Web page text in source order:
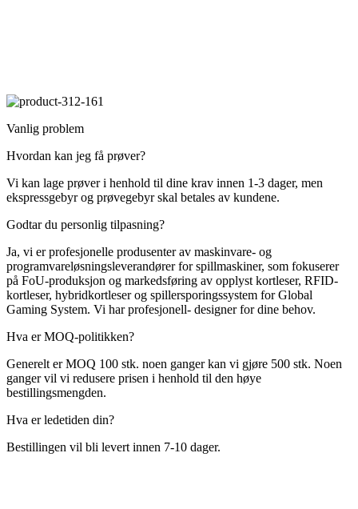
Vanlig problem
Hvordan kan jeg få prøver?
Vi kan lage prøver i henhold til dine krav innen 1-3 dager, men
ekspressgebyr og prøvegebyr skal betales av kundene.
Godtar du personlig tilpasning?
Ja, vi er profesjonelle produsenter av maskinvare- og
programvareløsningsleverandører for spillmaskiner, som fokuserer
på FoU-produksjon og markedsføring av opplyst kortleser, RFID-
kortleser, hybridkortleser og spillersporingssystem for Global
Gaming System. Vi har profesjonell- designer for dine behov.
Hva er MOQ-politikken?
Generelt er MOQ 100 stk. noen ganger kan vi gjøre 500 stk. Noen
ganger vil vi redusere prisen i henhold til den høye
bestillingsmengden.
Hva er ledetiden din?
Bestillingen vil bli levert innen 7-10 dager.